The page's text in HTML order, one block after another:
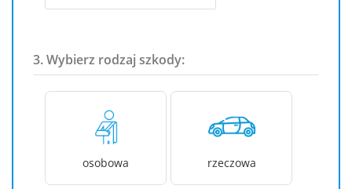
3. Wybierz rodzaj szkody:
osobowa rzeczowa